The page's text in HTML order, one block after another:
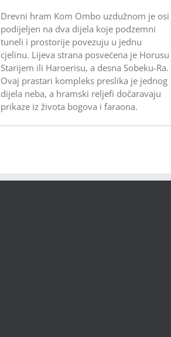
Drevni hram Kom Ombo uzdužnom je osi
podijeljen na dva dijela koje podzemni
tuneli i prostorije povezuju u jednu
cjelinu. Lijeva strana posvećena je Horusu
Starijem ili Haroerisu, a desna Sobeku-Ra.
Ovaj prastari kompleks preslika je jednog
dijela neba, a hramski reljefi dočaravaju
prikaze iz života bogova i faraona.